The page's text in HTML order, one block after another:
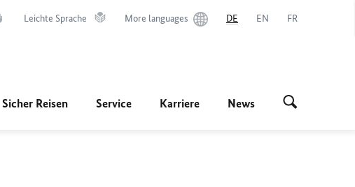
Leichte Sprache More languages DE EN FR
Sicher Reisen Service Karriere News